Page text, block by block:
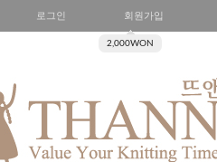
로그인 회원가입
2,000WON